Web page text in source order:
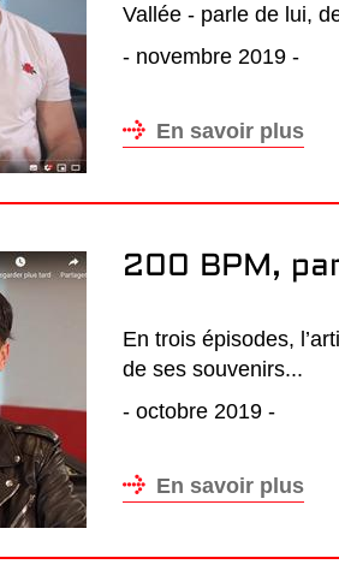
Vallée - parle de lui,
- novembre 2019 -
En savoir plus
200 BPM,
En trois épisodes,
de ses souvenirs...
- octobre 2019 -
En savoir plus